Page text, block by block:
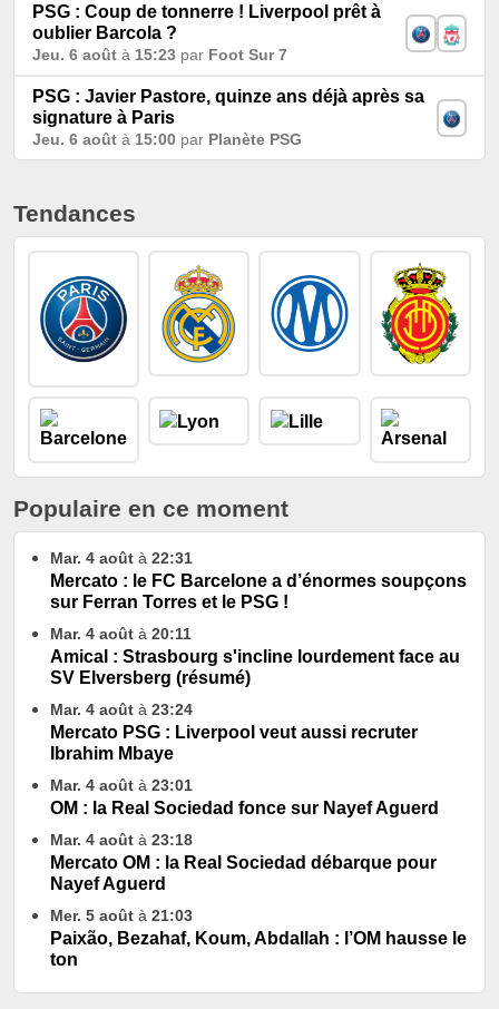
PSG : Coup de tonnerre ! Liverpool prêt à
oublier Barcola ?
Jeu. 6 août à 15:23 par Foot Sur 7
PSG : Javier Pastore, quinze ans déjà après sa
signature à Paris
Jeu. 6 août à 15:00 par Planète PSG
Tendances
Populaire en ce moment
Mar. 4 août à 22:31
Mercato : le FC Barcelone a d’énormes soupçons
sur Ferran Torres et le PSG !
Mar. 4 août à 20:11
Amical : Strasbourg s'incline lourdement face au
SV Elversberg (résumé)
Mar. 4 août à 23:24
Mercato PSG : Liverpool veut aussi recruter
Ibrahim Mbaye
Mar. 4 août à 23:01
OM : la Real Sociedad fonce sur Nayef Aguerd
Mar. 4 août à 23:18
Mercato OM : la Real Sociedad débarque pour
Nayef Aguerd
Mer. 5 août à 21:03
Paixão, Bezahaf, Koum, Abdallah : l’OM hausse le
ton